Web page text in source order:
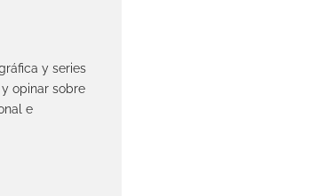
y series
opinar sobre
e